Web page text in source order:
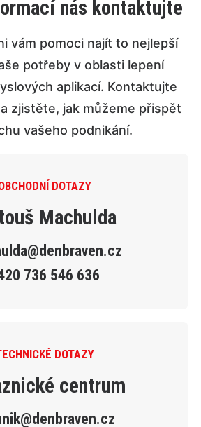
nás kontaktujte
vám pomoci najít to nejlepší
potřeby v oblasti lepení
aplikací. Kontaktujte
zjistěte, jak můžeme přispět
vašeho podnikání.
DOTAZY
Machulda
736 546 636
DOTAZY
centrum